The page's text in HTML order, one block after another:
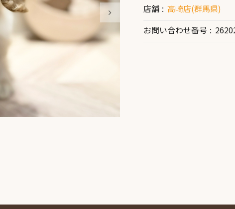
店舗
高崎店(群馬県)
お問い合わせ番号